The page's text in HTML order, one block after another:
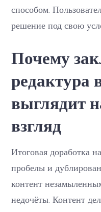
способом.
решение под свою
Почему
редактура
выглядит
взгляд
Итоговая доработка
пробелы и
контент
недочёты. Контент